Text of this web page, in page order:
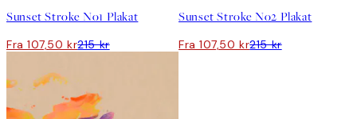
Sunset Stroke No1 Plakat
Fra 107,50 kr215 kr
Sunset Stroke No2 Plakat
Fra 107,50 kr215 kr